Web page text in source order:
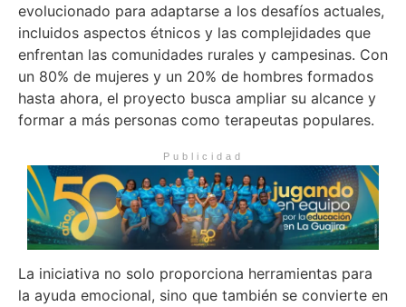
evolucionado para adaptarse a los desafíos actuales,
incluidos aspectos étnicos y las complejidades que
enfrentan las comunidades rurales y campesinas. Con
un 80% de mujeres y un 20% de hombres formados
hasta ahora, el proyecto busca ampliar su alcance y
formar a más personas como terapeutas populares.
Publicidad
La iniciativa no solo proporciona herramientas para
la ayuda emocional, sino que también se convierte en